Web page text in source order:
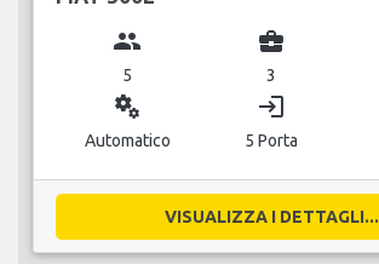
group
5
business_center
3
miscellaneous_services
Automatico
login
5 Porta
VISUALIZZA I DETTAGLI...